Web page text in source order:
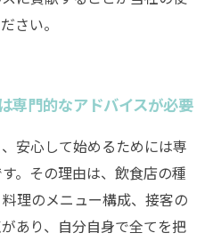
さい。
専門的なアドバイスが必要
安心して始めるためには専
。その理由は、飲食店の種
理のメニュー構成、接客の
あり、自分自身で全てを把